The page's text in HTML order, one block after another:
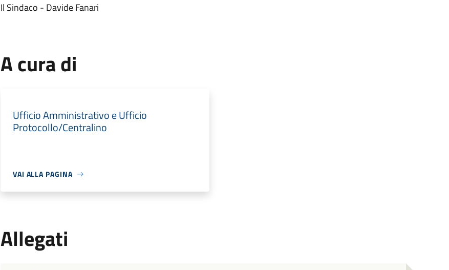
Il Sindaco - Davide Fanari
A cura di
Ufficio Amministrativo e Ufficio
Protocollo/Centralino
VAI ALLA PAGINA
Allegati